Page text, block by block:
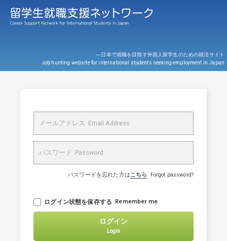
─ 日本で就職を目指す外国人留学生のための就活サイト
Job hunting website for international students seeking employment in Japan
パスワードを忘れた方はこちら Forgot password?
ログイン状態を保存する Remember me
ログイン
Login